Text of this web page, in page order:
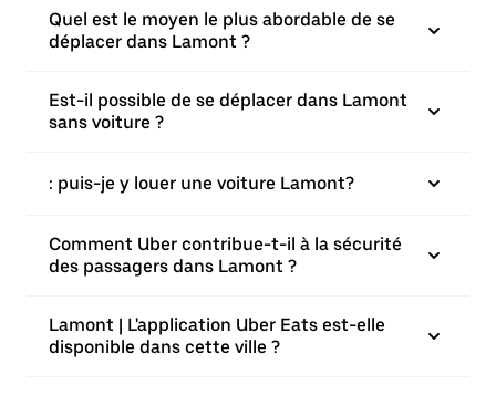
Quel est le moyen le plus abordable de se
déplacer dans Lamont ?
Est-il possible de se déplacer dans Lamont
sans voiture ?
: puis-je y louer une voiture Lamont?
Comment Uber contribue-t-il à la sécurité
des passagers dans Lamont ?
Lamont | L'application Uber Eats est-elle
disponible dans cette ville ?